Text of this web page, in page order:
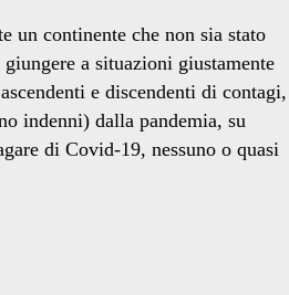
un continente che non sia stato
a situazioni giustamente
e discendenti di contagi,
indenni) dalla pandemia, su
di Covid-19, nessuno o quasi